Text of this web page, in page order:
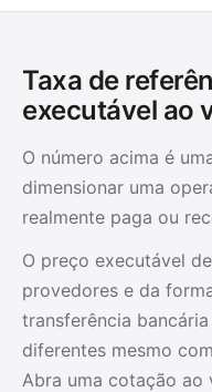
Taxa de
executável ao
O número acima é
dimensionar uma
realmente paga ou
O preço executável
provedores e da
transferência
diferentes mesmo
Abra uma cotação ao